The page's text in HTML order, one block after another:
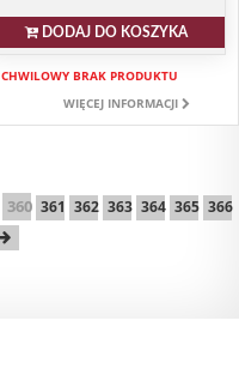
DODAJ DO KOSZYKA
CHWILOWY BRAK PRODUKTU
WIĘCEJ INFORMACJI
360 361 362 363 364 365 366